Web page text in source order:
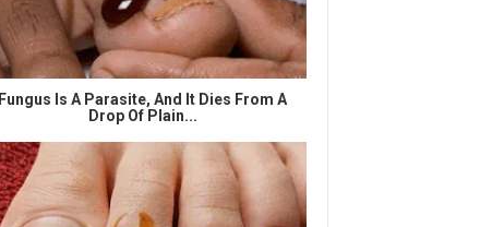
Fungus Is A Parasite, And It Dies From A
Drop Of Plain...